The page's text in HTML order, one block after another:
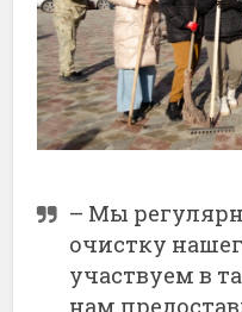
– Мы
очистку
участвуем в
нам